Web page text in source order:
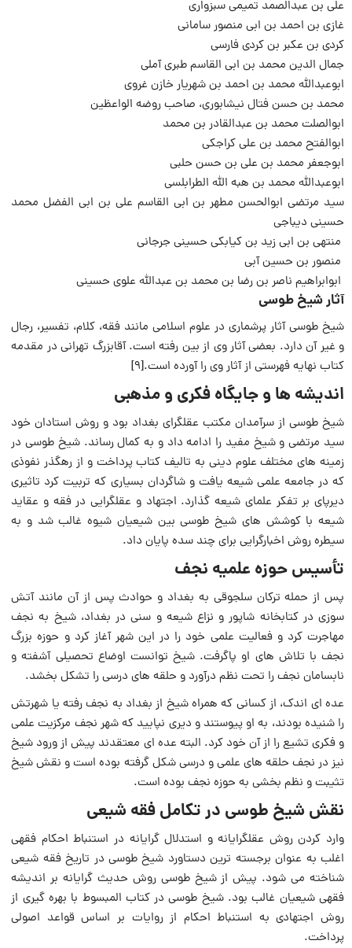
علی بن عبدالصمد تمیمی سبزواری
غازی بن احمد بن ابی منصور سامانی
کردی بن عکبر بن کردی فارسی
جمال الدین محمد بن ابی القاسم طبری آملی
ابوعبدالله محمد بن احمد بن شهریار خازن غروی
محمد بن حسن فتال نیشابوری، صاحب روضه الواعظین
ابوالصلت محمد بن عبدالقادر بن محمد
ابوالفتح محمد بن علی کراجکی
ابوجعفر محمد بن علی بن حسن حلبی
ابوعبدالله محمد بن هبه الله الطرابلسی
سید مرتضی ابوالحسن مطهر بن ابی القاسم علی بن ابی الفضل محمد
حسینی دیباجی
منتهی بن ابی زید بن کیابکی حسینی جرجانی
منصور بن حسین آبی
ابوابراهیم ناصر بن رضا بن محمد بن عبدالله علوی حسینی
آثار شیخ طوسی
شیخ طوسی آثار پرشماری در علوم اسلامی مانند فقه، کلام، تفسیر، رجال
و غیر آن دارد. بعضی آثار وی از بین رفته است. آقابزرگ تهرانی در مقدمه
کتاب نهایه فهرستی از آثار وی را آورده است.[9]
اندیشه ها و جایگاه فکری و مذهبی
شیخ طوسی از سرآمدان مکتب عقلگرای بغداد بود و روش استادان خود
سید مرتضی و شیخ مفید را ادامه داد و به کمال رساند. شیخ طوسی در
زمینه های مختلف علوم دینی به تالیف کتاب پرداخت و از رهگذر نفوذی
که در جامعه علمی شیعه یافت و شاگردان بسیاری که تربیت کرد تاثیری
دیرپای بر تفکر علمای شیعه گذارد. اجتهاد و عقلگرایی در فقه و عقاید
شیعه با کوشش های شیخ طوسی بین شیعیان شیوه غالب شد و به
سیطره روش اخبارگرایی برای چند سده پایان داد.
تأسیس حوزه علمیه نجف
پس از حمله ترکان سلجوقی به بغداد و حوادث پس از آن مانند آتش
سوزی در کتابخانه شاپور و نزاع شیعه و سنی در بغداد، شیخ به نجف
مهاجرت کرد و فعالیت علمی خود را در این شهر آغاز کرد و حوزه بزرگ
نجف با تلاش های او پاگرفت. شیخ توانست اوضاع تحصیلی آشفته و
نابسامان نجف را تحت نظم درآورد و حلقه های درسی را تشکل بخشد.
عده ای اندک، از کسانی که همراه شیخ از بغداد به نجف رفته یا شهرتش
را شنیده بودند، به او پیوستند و دیری نپایید که شهر نجف مرکزیت علمی
و فکری تشیع را از آن خود کرد. البته عده ای معتقدند پیش از ورود شیخ
نیز در نجف حلقه های علمی و درسی شکل گرفته بوده است و نقش شیخ
تثیبت و نظم بخشی به حوزه نجف بوده است.
نقش شیخ طوسی در تکامل فقه شیعی
وارد کردن روش عقلگرایانه و استدلال گرایانه در استنباط احکام فقهی
اغلب به عنوان برجسته ترین دستاورد شیخ طوسی در تاریخ فقه شیعی
شناخته می شود. پیش از شیخ طوسی روش حدیث گرایانه بر اندیشه
فقهی شیعیان غالب بود. شیخ طوسی در کتاب المبسوط با بهره گیری از
روش اجتهادی به استنباط احکام از روایات بر اساس قواعد اصولی
پرداخت.